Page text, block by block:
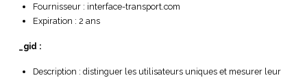
Fournisseur : interface-transport.com
Expiration : 2 ans
_gid :
Description : distinguer les utilisateurs uniques et mesurer leur